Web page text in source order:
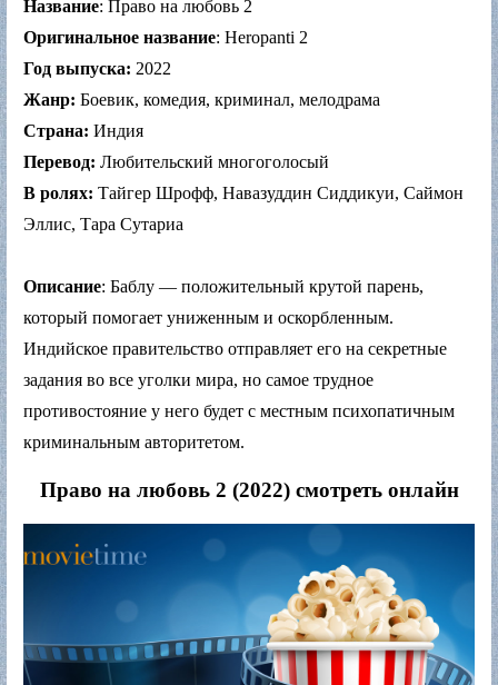
Название: Право на любовь 2
Оригинальное название: Heropanti 2
Год выпуска: 2022
Жанр: Боевик, комедия, криминал, мелодрама
Страна: Индия
Перевод: Любительский многоголосый
В ролях: Тайгер Шрофф, Навазуддин Сиддикуи, Саймон
Эллис, Тара Сутариа
Описание: Баблу — положительный крутой парень,
который помогает униженным и оскорбленным.
Индийское правительство отправляет его на секретные
задания во все уголки мира, но самое трудное
противостояние у него будет с местным психопатичным
криминальным авторитетом.
Право на любовь 2 (2022) смотреть онлайн